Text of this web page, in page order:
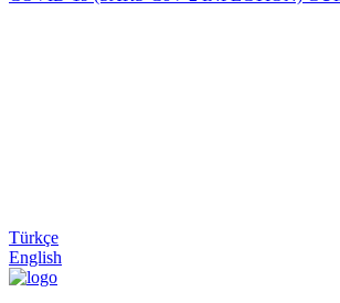
Türkçe
English